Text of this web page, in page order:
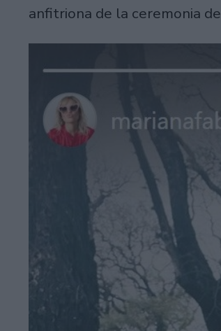
anfitriona de la ceremonia